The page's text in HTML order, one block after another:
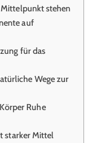
stehen
auf
für das
Wege zur
Ruhe
starker Mittel